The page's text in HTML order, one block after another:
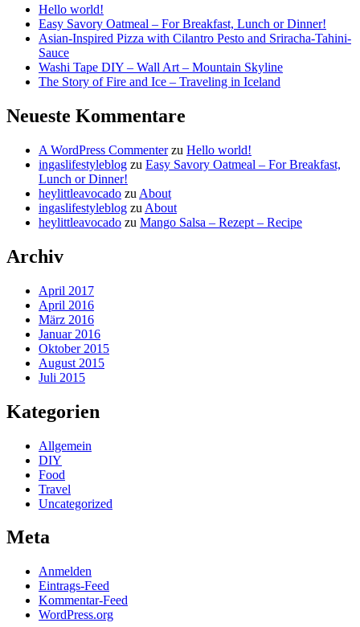
Hello world!
Easy Savory Oatmeal – For Breakfast, Lunch or Dinner!
Asian-Inspired Pizza with Cilantro Pesto and Sriracha-Tahini-
Sauce
Washi Tape DIY – Wall Art – Mountain Skyline
The Story of Fire and Ice – Traveling in Iceland
Neueste Kommentare
A WordPress Commenterzu Hello world!
ingaslifestyleblog zu Easy Savory Oatmeal – For Breakfast,
Lunch or Dinner!
heylittleavocado zu About
ingaslifestyleblog zu About
heylittleavocado zu Mango Salsa – Rezept – Recipe
Archiv
April 2017
April 2016
März 2016
Januar 2016
Oktober 2015
August 2015
Juli 2015
Kategorien
Allgemein
DIY
Food
Travel
Uncategorized
Meta
Anmelden
Eintrags-Feed
Kommentar-Feed
WordPress.org